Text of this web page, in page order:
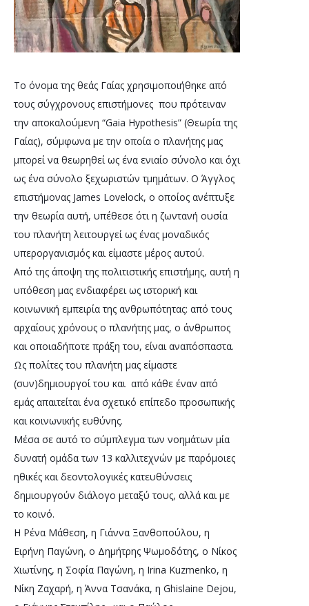
Το όνομα της θεάς Γαίας χρησιμοποιήθηκε από
τους σύγχρονους επιστήμονες  που πρότειναν
την αποκαλούμενη “Gaia Hypothesis” (Θεωρία της
Γαίας), σύμφωνα με την οποία ο πλανήτης μας
μπορεί να θεωρηθεί ως ένα ενιαίο σύνολο και όχι
ως ένα σύνολο ξεχωριστών τμημάτων. Ο Άγγλος
επιστήμονας James Lovelock, ο οποίος ανέπτυξε
την θεωρία αυτή, υπέθεσε ότι η ζωντανή ουσία
του πλανήτη λειτουργεί ως ένας μοναδικός
υπεροργανισμός και είμαστε μέρος αυτού.
Από της άποψη της πολιτιστικής επιστήμης, αυτή η
υπόθεση μας ενδιαφέρει ως ιστορική και
κοινωνική εμπειρία της ανθρωπότητας: από τους
αρχαίους χρόνους ο πλανήτης μας, ο άνθρωπος
και οποιαδήποτε πράξη του, είναι αναπόσπαστα.
Ως πολίτες του πλανήτη μας είμαστε
(συν)δημιουργοί του και  από κάθε έναν από
εμάς απαιτείται ένα σχετικό επίπεδο προσωπικής
και κοινωνικής ευθύνης.
Μέσα σε αυτό το σύμπλεγμα των νοημάτων μία
δυνατή ομάδα των 13 καλλιτεχνών με παρόμοιες
ηθικές και δεοντολογικές κατευθύνσεις
δημιουργούν διάλογο μεταξύ τους, αλλά και με
το κοινό.
Η Ρένα Μάθεση, η Γιάννα Ξανθοπούλου, η
Ειρήνη Παγώνη, ο Δημήτρης Ψωμοδότης, ο Νίκος
Χιωτίνης, η Σοφία Παγώνη, η Irina Kuzmenko, η
Νίκη Ζαχαρή, η Άννα Τσανάκα, η Ghislaine Dejou,